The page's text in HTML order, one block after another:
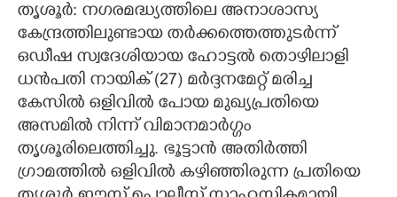
LITERATURE
ZOOM
CONTACT US
തൃശൂർ: നഗരമദ്ധ്യത്തിലെ അനാശാസ്യ
കേന്ദ്രത്തിലുണ്ടായ തർക്കത്തെത്തുടർന്ന്
ഒഡീഷ സ്വദേശിയായ ഹോട്ടൽ തൊഴിലാളി
ധൻപതി നായിക് (27) മർദ്ദനമേറ്റ് മരിച്ച
കേസിൽ ഒളിവിൽ പോയ മുഖ്യപ്രതിയെ
അസമിൽ നിന്ന് വിമാനമാർഗ്ഗം
തൃശൂരിലെത്തിച്ചു. ഭൂട്ടാൻ അതിർത്തി
ഗ്രാമത്തിൽ ഒളിവിൽ കഴിഞ്ഞിരുന്ന പ്രതിയെ